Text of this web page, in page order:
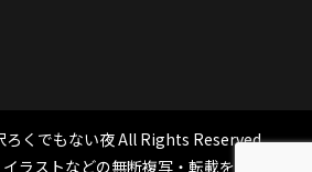
くでもない夜 All Rights Reserved.
ラストなどの無断複写・転載を禁じま